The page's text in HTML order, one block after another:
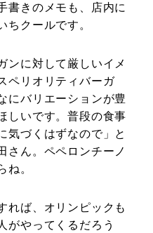
書きのメモも、店内に
ちクールです。
ンに対して厳しいイメ
ペリオリティバーガ
にバリエーションが豊
しいです。普段の食事
気づくはずなので」と
さん。ペペロンチーノ
ね。
れば、オリンピックも
がやってくるだろう